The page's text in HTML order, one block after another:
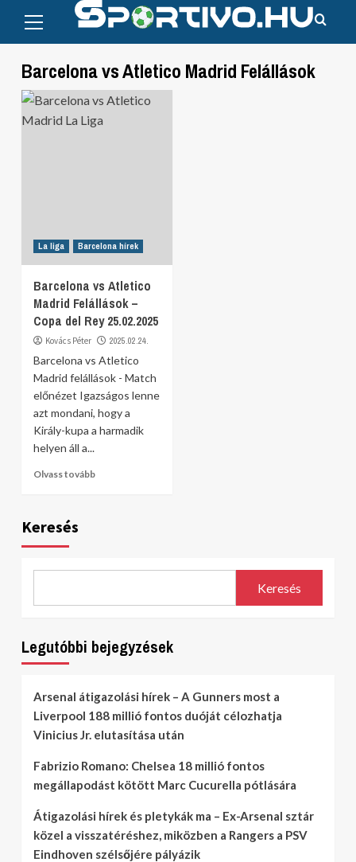
content
Menu
Barcelona vs Atletico Madrid Felállások
La liga Barcelona hírek
Barcelona vs Atletico
Madrid Felállások –
Copa del Rey 25.02.2025
Kovács Péter 2025.02.24.
Barcelona vs Atletico
Madrid felállások - Match
előnézet Igazságos lenne
azt mondani, hogy a
Király-kupa a harmadik
helyen áll a...
Olvass tovább
Keresés
Keresés
Legutóbbi bejegyzések
Arsenal átigazolási hírek – A Gunners most a
Liverpool 188 millió fontos duóját célozhatja
Vinicius Jr. elutasítása után
Fabrizio Romano: Chelsea 18 millió fontos
megállapodást kötött Marc Cucurella pótlására
Átigazolási hírek és pletykák ma – Ex-Arsenal sztár
közel a visszatéréshez, miközben a Rangers a PSV
Eindhoven szélsőjére pályázik